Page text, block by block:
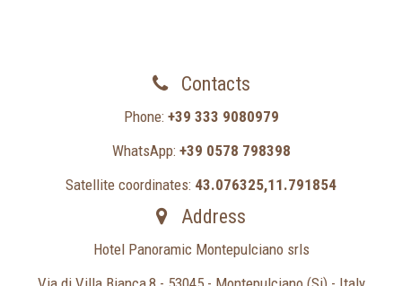
Contacts
Phone: +39 333 9080979
WhatsApp: +39 0578 798398
Satellite coordinates: 43.076325,11.791854
Address
Hotel Panoramic Montepulciano srls